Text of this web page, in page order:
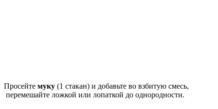
Просейте муку (1 стакан) и добавьте во взбитую смесь,
перемешайте ложкой или лопаткой до однородности.